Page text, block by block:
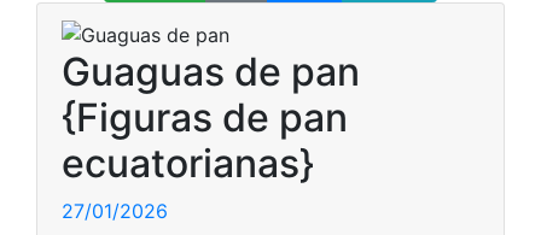
Guaguas de pan
{Figuras de pan
ecuatorianas}
27/01/2026